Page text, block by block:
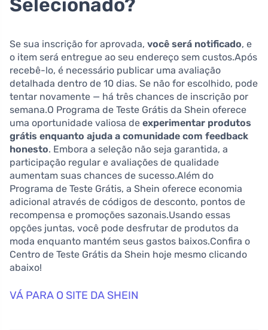
Se sua inscrição for aprovada, você será notificado, e
o item será entregue ao seu endereço sem custos.Após
recebê-lo, é necessário publicar uma avaliação
detalhada dentro de 10 dias. Se não for escolhido, pode
tentar novamente — há três chances de inscrição por
semana.O Programa de Teste Grátis da Shein oferece
uma oportunidade valiosa de experimentar produtos
grátis enquanto ajuda a comunidade com feedback
honesto. Embora a seleção não seja garantida, a
participação regular e avaliações de qualidade
aumentam suas chances de sucesso.Além do
Programa de Teste Grátis, a Shein oferece economia
adicional através de códigos de desconto, pontos de
recompensa e promoções sazonais.Usando essas
opções juntas, você pode desfrutar de produtos da
moda enquanto mantém seus gastos baixos.Confira o
Centro de Teste Grátis da Shein hoje mesmo clicando
abaixo!
VÁ PARA O SITE DA SHEIN